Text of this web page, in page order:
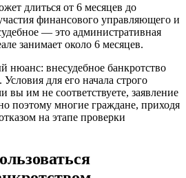
длиться от 6 месяцев до
финансового управляющего и
— это административная
занимает около 6 месяцев.
нюанс: внесудебное банкротство
для его начала строго
вы им не соответствуете, заявление
поэтому многие граждане, приходя
на этапе проверки